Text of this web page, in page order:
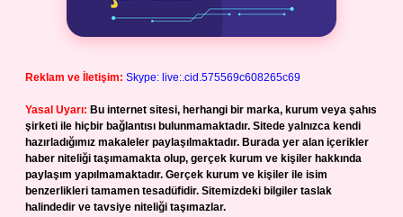
Reklam ve İletişim: Skype: live:.cid.575569c608265c69
Yasal Uyarı: Bu internet sitesi, herhangi bir marka, kurum veya şahıs
şirketi ile hiçbir bağlantısı bulunmamaktadır. Sitede yalnızca kendi
hazırladığımız makaleler paylaşılmaktadır. Burada yer alan içerikler
haber niteliği taşımamakta olup, gerçek kurum ve kişiler hakkında
paylaşım yapılmamaktadır. Gerçek kurum ve kişiler ile isim
benzerlikleri tamamen tesadüfidir. Sitemizdeki bilgiler taslak
halindedir ve tavsiye niteliği taşımazlar.